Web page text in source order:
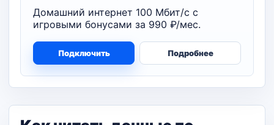
Домашний интернет 100 Мбит/с с
игровыми бонусами за 990 ₽/мес.
Подключить Подробнее